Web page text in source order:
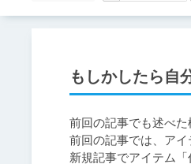
もしかしたら自
前回の記事でも述べ
前回の記事では、ア
新規記事でアイテム